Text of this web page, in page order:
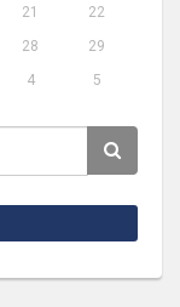
21
22
28
29
4 5